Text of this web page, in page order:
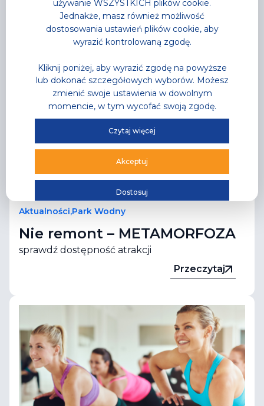
Aktualności,Park Wodny
Nie remont – METAMORFOZA
sprawdź dostępność atrakcji
Przeczytaj
używanie WSZYSTKICH plików cookie.
Jednakże, masz również możliwość
dostosowania ustawień plików cookie, aby
wyrazić kontrolowaną zgodę.
Kliknij poniżej, aby wyrazić zgodę na powyższe
lub dokonać szczegółowych wyborów. Możesz
zmienić swoje ustawienia w dowolnym
momencie, w tym wycofać swoją zgodę.
Czytaj więcej
Akceptuj
Dostosuj